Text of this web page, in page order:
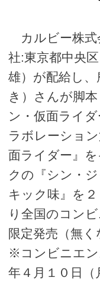
カルビー株式
社:東京都中央
雄）が配給し
き）さんが脚
ン・仮面ライ
ラボレーショ
面ライダー』
クの『シン・
キック味』を
り全国のコン
限定発売（無く
※コンビニエン
年４月１０日（